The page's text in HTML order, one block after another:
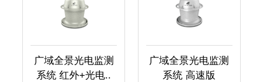
广域全景光电监测
系统 红外+光电..
广域全景光电监测
系统 高速版